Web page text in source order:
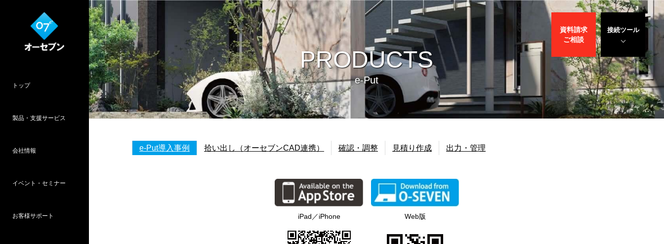
トップ
製品・支援サービス
会社情報
イベント・セミナー
お客様サポート
接続ツール
遠隔サポート
サリバン先生
WEBデモ
サポート
資料請求
ご相談
PRODUCTS
e-Put
e-Put導入事例 拾い出し（オーセブンCAD連携） 確認・調整 見積り作成 出力・管理
iPad／iPhone Web版